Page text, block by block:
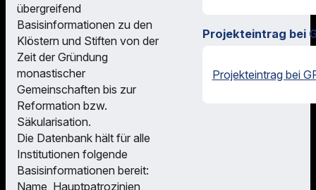
übergreifend
Basisinformationen zu den
Klöstern und Stiften von der
Zeit der Gründung
monastischer
Gemeinschaften bis zur
Reformation bzw.
Säkularisation.
Die Datenbank hält für alle
Institutionen folgende
Basisinformationen bereit:
Name, Hauptpatrozinien,
Projekteintrag bei
Projekteintrag bei